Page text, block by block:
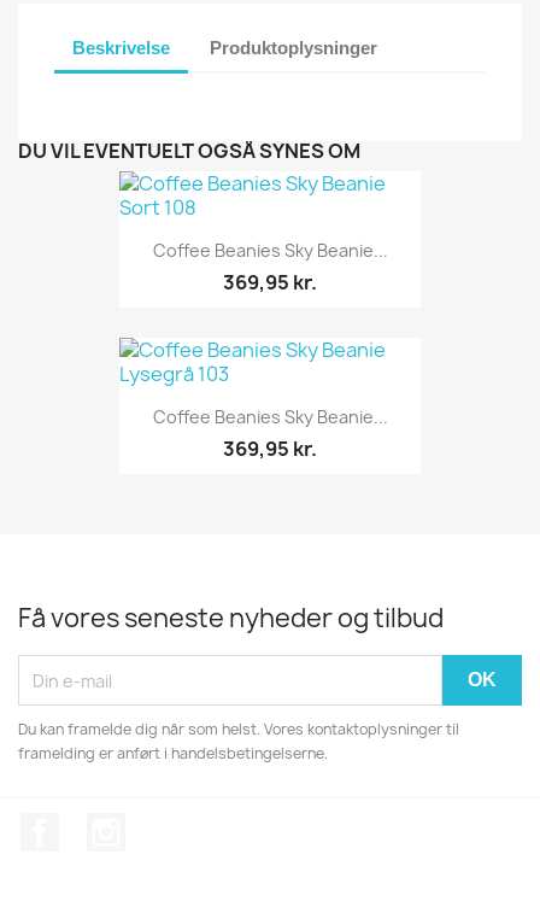
Beskrivelse Produktoplysninger
DU VIL EVENTUELT OGSÅ SYNES OM
Coffee Beanies Sky Beanie...
369,95 kr.
Coffee Beanies Sky Beanie...
369,95 kr.
Få vores seneste nyheder og tilbud
Du kan framelde dig når som helst. Vores kontaktoplysninger til
framelding er anført i handelsbetingelserne.